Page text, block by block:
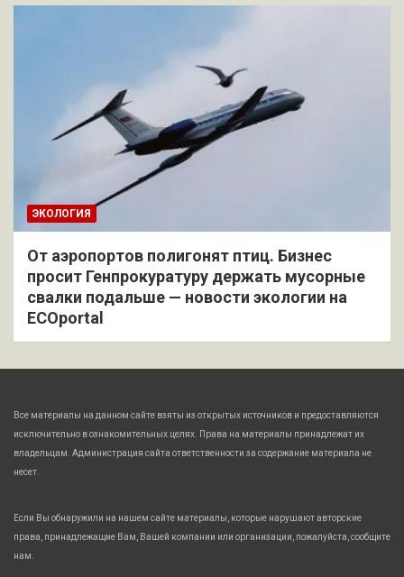
ЭКОЛОГИЯ
От аэропортов полигонят птиц. Бизнес
просит Генпрокуратуру держать мусорные
свалки подальше — новости экологии на
ECOportal
Все материалы на данном сайте взяты из открытых источников и предоставляются
исключительно в ознакомительных целях. Права на материалы принадлежат их
владельцам. Администрация сайта ответственности за содержание материала не
несет.
Если Вы обнаружили на нашем сайте материалы, которые нарушают авторские
права, принадлежащие Вам, Вашей компании или организации, пожалуйста, сообщите
нам.